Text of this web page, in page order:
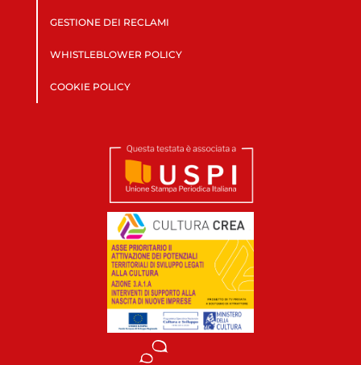
GESTIONE DEI RECLAMI
WHISTLEBLOWER POLICY
COOKIE POLICY